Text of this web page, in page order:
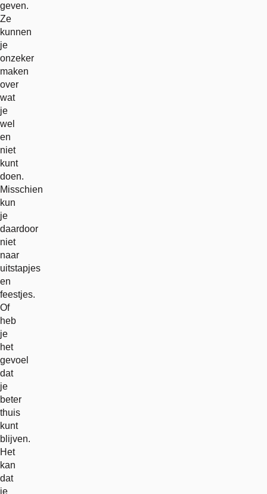
geven.
Ze
kunnen
je
onzeker
maken
over
wat
je
wel
en
niet
kunt
doen.
Misschien
kun
je
daardoor
niet
naar
uitstapjes
en
feestjes.
Of
heb
je
het
gevoel
dat
je
beter
thuis
kunt
blijven.
Het
kan
dat
je